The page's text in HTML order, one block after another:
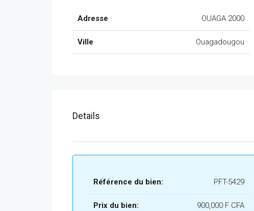
Adresse OUAGA 2000
Ville Ouagadougou
Details
Référence du bien: PFT-5429
Prix du bien: 900,000 F CFA